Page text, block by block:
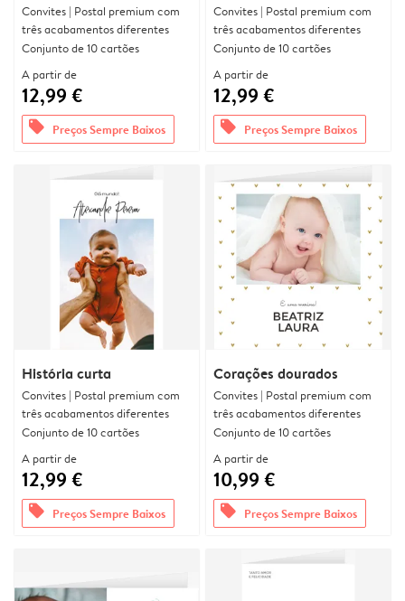
Convites | Postal premium com
três acabamentos diferentes
Conjunto de 10 cartões
A partir de
12,99 €
offers Preços Sempre Baixos
Convites | Postal premium com
três acabamentos diferentes
Conjunto de 10 cartões
A partir de
12,99 €
offers Preços Sempre Baixos
História curta
Convites | Postal premium com
três acabamentos diferentes
Conjunto de 10 cartões
A partir de
12,99 €
offers Preços Sempre Baixos
Corações dourados
Convites | Postal premium com
três acabamentos diferentes
Conjunto de 10 cartões
A partir de
10,99 €
offers Preços Sempre Baixos